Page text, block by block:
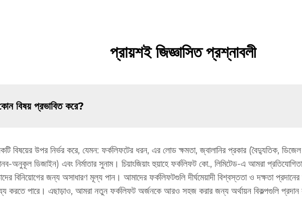
প্রায়শই জিজ্ঞাসিত প্রশ্নাবলী
বিষয় প্রভাবিত করে?
বিষয়ের উপর নির্ভর করে, যেমন: ফর্কলিফটের ধরন, এর লোড ক্ষমতা, জ্বালানির প্রকার (বৈদ্যুতিক,
অনুকূল ডিজাইন) এবং নির্মাতার সুনাম। চিয়াংজিয়াং হুয়াহে ফর্কলিফট কো., লিমিটেড-এ আমরা
বিনিয়োগের জন্য অসাধারণ মূল্য পান। আমাদের ফর্কলিফটগুলি দীর্ঘমেয়াদী বিশ্বস্ততা ও দক্ষতা
করতে পারে। এছাড়াও, আমরা নতুন ফর্কলিফট অর্জনকে আরও সহজ করার জন্য অর্থায়ন বিকল্পগুলি প্রদান